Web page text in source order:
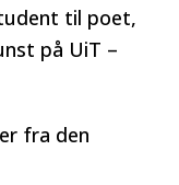
til poet,
på UiT –
fra den